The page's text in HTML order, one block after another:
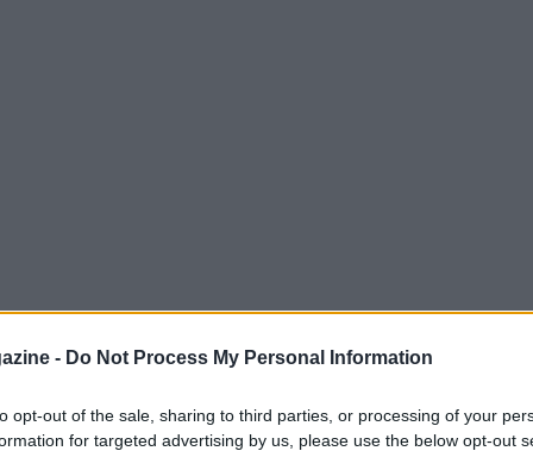
- Do Not Process My Personal Information
opt-out of the sale, sharing to third parties, or processing of your
for targeted advertising by us, please use the below opt-out